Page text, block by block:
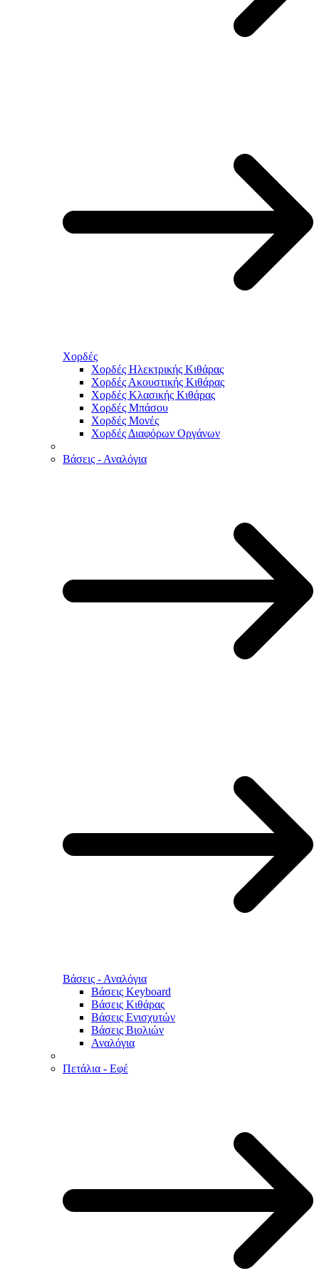
Χορδές
Χορδές Ηλεκτρικής Κιθάρας
Χορδές Ακουστικής Κιθάρας
Χορδές Κλασικής Κιθάρας
Χορδές Μπάσου
Χορδές Μονές
Χορδές Διαφόρων Οργάνων
Βάσεις - Αναλόγια
Βάσεις - Αναλόγια
Βάσεις Keyboard
Βάσεις Κιθάρας
Βάσεις Ενισχυτών
Βάσεις Βιολιών
Αναλόγια
Πετάλια - Εφέ